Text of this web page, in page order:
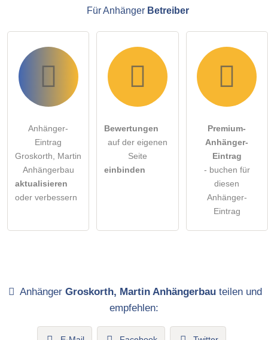
Für Anhänger Betreiber
Anhänger-
Eintrag
Groskorth, Martin
Anhängerbau
aktualisieren
oder verbessern
Bewertungen
auf der eigenen
Seite
einbinden
Premium-
Anhänger-
Eintrag
- buchen für
diesen
Anhänger-
Eintrag
Anhänger Groskorth, Martin Anhängerbauteilen und
empfehlen: